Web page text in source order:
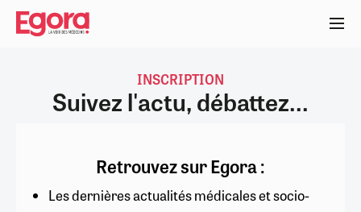
Aller
contenu
INSCRIPTION
Suivez l'actu, débattez...
Retrouvez sur Egora :
Les dernières actualités médicales et socio-